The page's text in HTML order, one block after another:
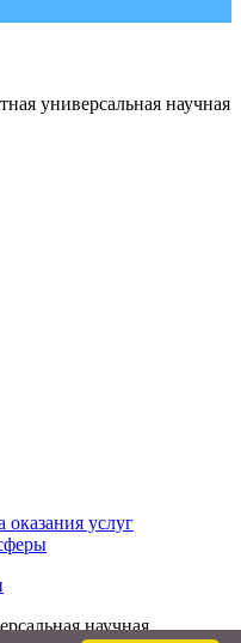
универсальная научная
оказания услуг
научная